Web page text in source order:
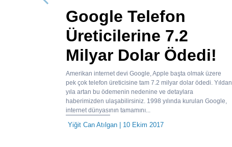
Google Telefon
Üreticilerine 7.2
Milyar Dolar Ödedi!
Amerikan internet devi Google, Apple başta olmak üzere
pek çok telefon üreticisine tam 7.2 milyar dolar ödedi. Yıldan
yıla artan bu ödemenin nedenine ve detaylara
haberimizden ulaşabilirsiniz. 1998 yılında kurulan Google,
internet dünyasının tamamını...
Yiğit Can Atılgan | 10 Ekim 2017
Önceki